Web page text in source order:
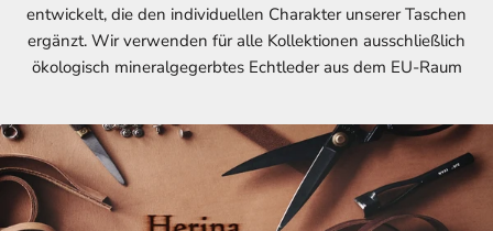
entwickelt, die den individuellen Charakter unserer Taschen
ergänzt. Wir verwenden für alle Kollektionen ausschließlich
ökologisch mineralgegerbtes Echtleder aus dem EU-Raum